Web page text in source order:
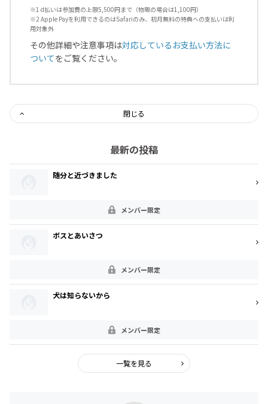
※1 d払いは参加費の上限5,500円まで（物販の場合は1,100円）
※2 Apple Payを利用できるのはSafariのみ、初月無料の特典への支払いは利
用対象外
その他詳細や注意事項は対応しているお支払い方法に
ついてをご覧ください。
閉じる
最新の投稿
随分と近づきました
メンバー限定
ボスとあいさつ
メンバー限定
犬は知らないから
メンバー限定
一覧を見る